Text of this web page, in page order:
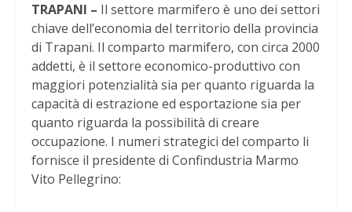
TRAPANI – Il settore marmifero è uno dei settori
chiave dell’economia del territorio della provincia
di Trapani. Il comparto marmifero, con circa 2000
addetti, è il settore economico-produttivo con
maggiori potenzialità sia per quanto riguarda la
capacità di estrazione ed esportazione sia per
quanto riguarda la possibilità di creare
occupazione. I numeri strategici del comparto li
fornisce il presidente di Confindustria Marmo
Vito Pellegrino: